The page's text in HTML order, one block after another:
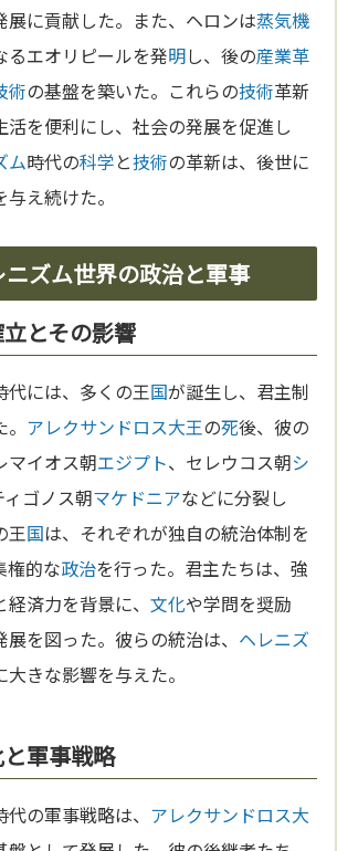
展に貢献した。また、ヘロンは蒸気機
るエオリピールを発明し、後の産業革
術の基盤を築いた。これらの技術革新
活を便利にし、社会の発展を促進し
ム時代の科学と技術の革新は、後世に
え続けた。
ズム世界の政治と軍事
とその影響
代には、多くの王国が誕生し、君主制
アレクサンドロス大王の死後、彼の
マイオス朝エジプト、セレウコス朝シ
ゴノス朝マケドニアなどに分裂し
王国は、それぞれが独自の統治体制を
権的な政治を行った。君主たちは、強
経済力を背景に、文化や学問を奨励
展を図った。彼らの統治は、 ヘレニズ
きな影響を与えた。
軍事戦略
代の軍事戦略は、 アレクサンドロス大